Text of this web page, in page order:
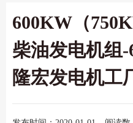
600KW（
柴油发电机组-
隆宏发电机工